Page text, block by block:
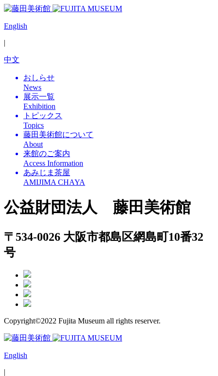
English
|
中文
おしらせ
News
展示一覧
Exhibition
トピックス
Topics
藤田美術館について
About
来館のご案内
Access Information
あみじま茶屋
AMIJIMA CHAYA
公益財団法人 藤田美術館
〒534-0026 大阪市都島区網島町10番32
号
Copyright©2022 Fujita Museum all rights reserver.
English
|